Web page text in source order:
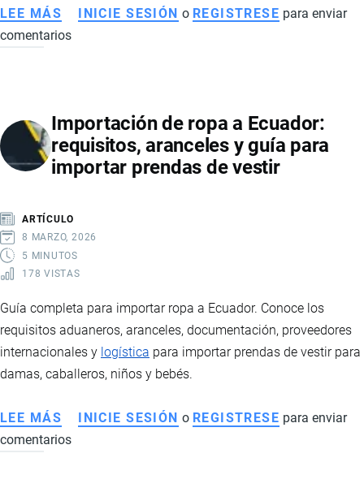
LEE MÁS SOBRE
IMPORTACIÓN
Y
MOTOS
A
IMPUESTOS
Y
LOGÍSTICA
INICIE SESIÓN o REGISTRESE para enviar
comentarios
Importación de ropa a Ecuador:
requisitos, aranceles y guía para
importar prendas de vestir
ARTÍCULO
8 MARZO, 2026
5 MINUTOS
178 VISTAS
Guía completa para importar ropa a Ecuador. Conoce los
requisitos aduaneros, aranceles, documentación, proveedores
internacionales y logística para importar prendas de vestir para
damas, caballeros, niños y bebés.
LEE MÁS SOBRE
IMPORTACIÓN
INICIE SESIÓN o REGISTRESE para enviar
comentarios